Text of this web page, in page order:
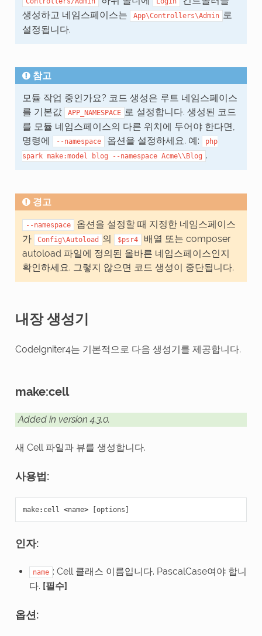
생성하고 네임스페이스는
App\Controllers\Admin 로
설정됩니다.
참고
모듈 작업 중인가요? 코드 생성은 루트 네임스페이스
를 기본값
APP_NAMESPACE 로 설정합니다. 생성된 코드
를 모듈 네임스페이스의 다른 위치에 두어야 한다면,
명령에
--namespace 옵션을 설정하세요. 예:
php
spark make:model blog --namespace Acme\\Blog .
경고
--namespace
옵션을 설정할 때 지정한 네임스페이스
가
Config\Autoload 의 $psr4
배열 또는 composer
autoload 파일에 정의된 올바른 네임스페이스인지
확인하세요. 그렇지 않으면 코드 생성이 중단됩니다.
내장 생성기
CodeIgniter4는 기본적으로 다음 생성기를 제공합니다.
make:cell
Added in version 4.3.0.
새 Cell 파일과 뷰를 생성합니다.
사용법:
make: cell <name> [options ]
인자:
name : Cell 클래스 이름입니다. PascalCase여야 합니
다. [필수]
옵션: